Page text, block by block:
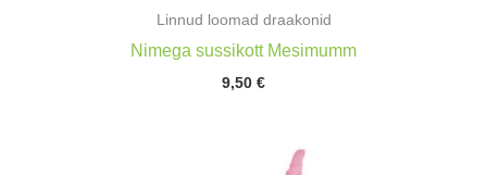
Linnud loomad draakonid
Nimega sussikott Mesimumm
9,50 €